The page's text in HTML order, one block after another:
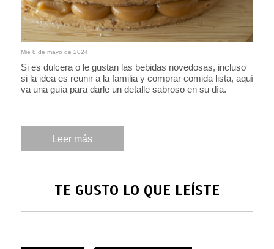
Mié 8 de mayo de 2024
Si es dulcera o le gustan las bebidas novedosas, incluso
si la idea es reunir a la familia y comprar comida lista, aquí
va una guía para darle un detalle sabroso en su día.
Leer más
TE GUSTO LO QUE LEÍSTE